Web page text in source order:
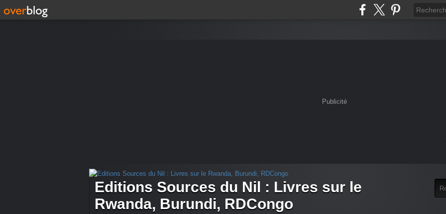
Publicité
Editions Sources du Nil : Livres sur le
Rwanda, Burundi, RDCongo